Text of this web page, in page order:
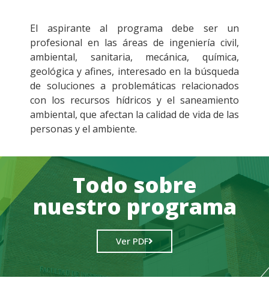
El aspirante al programa debe ser un
profesional en las áreas de ingeniería civil,
ambiental, sanitaria, mecánica, química,
geológica y afines, interesado en la búsqueda
de soluciones a problemáticas relacionados
con los recursos hídricos y el saneamiento
ambiental, que afectan la calidad de vida de las
personas y el ambiente.
Todo sobre
nuestro programa
Ver PDF